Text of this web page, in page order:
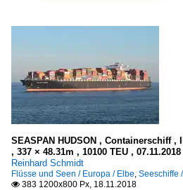
SEASPAN HUDSON , Containerschiff ,
, 337 × 48.31m , 10100 TEU ,
Reinhard Schmidt
Flüsse und Seen / Europa / Elbe, Seeschiffe
 383 1200x800 Px, 18.11.2018